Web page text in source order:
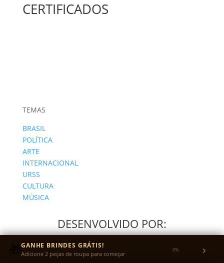
CERTIFICADOS
TEMAS
BRASIL
POLÍTICA
ARTE
INTERNACIONAL
URSS
CULTURA
MÚSICA
DESENVOLVIDO POR:
🎁GANHE BRINDES GRÁTIS!
Adicione 2 peças de roupa para começar 0% ›